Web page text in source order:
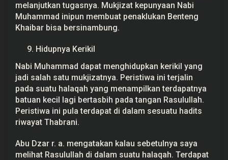
melanjutkan tugasnya. Mukjizat kepunyaan Nabi
Muhammad inipun membuat penaklukan Benteng
Khaibar bisa bersinambung.
Hidupnya Kerikil
Nabi Muhammad dapat menghidupkan kerikil yang
jadi salah satu mukjizatnya. Peristiwa ini terjalin
pada suatu halaqah yang menampilkan terdapatnya
batuan kecil lagi bertasbih pada tangan Rasulullah.
Peristiwa ini pula terdapat di dalam sesuatu hadits
riwayat Thabrani.
Abu Dzar r. a. mengatakan kalau sebetulnya saya
melihat Rasulullah di dalam suatu halaqah. Terdapat